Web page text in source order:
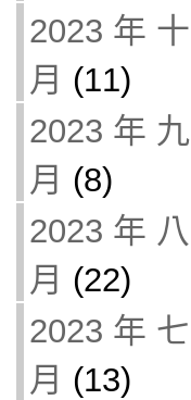
2023 年 十
月 (11)
2023 年 九
月 (8)
2023 年 八
月 (22)
2023 年 七
月 (13)